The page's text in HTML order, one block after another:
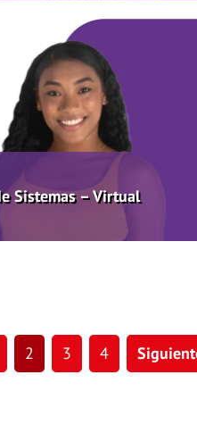
Sistemas – Virtual
2 3 4